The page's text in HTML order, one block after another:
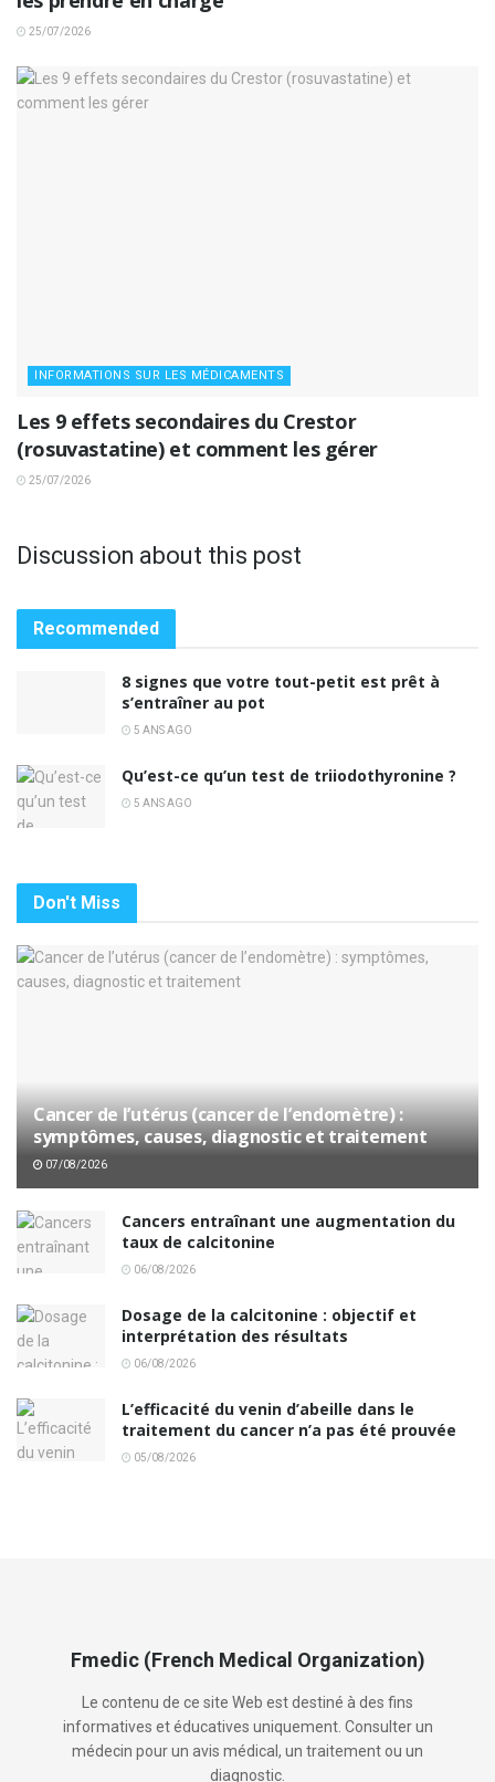
25/07/2026
INFORMATIONS SUR LES MÉDICAMENTS
Les 9 effets secondaires du Crestor
(rosuvastatine) et comment les gérer
25/07/2026
Discussion about this post
Recommended
8 signes que votre tout-petit est prêt à
s’entraîner au pot
5 ANS AGO
Qu’est-ce qu’un test de triiodothyronine ?
5 ANS AGO
Don't Miss
Cancer de l’utérus (cancer de l’endomètre) :
symptômes, causes, diagnostic et traitement
07/08/2026
Cancers entraînant une augmentation du
taux de calcitonine
06/08/2026
Dosage de la calcitonine : objectif et
interprétation des résultats
06/08/2026
L’efficacité du venin d’abeille dans le
traitement du cancer n’a pas été prouvée
05/08/2026
Fmedic (French Medical Organization)
Le contenu de ce site Web est destiné à des fins
informatives et éducatives uniquement. Consulter un
médecin pour un avis médical, un traitement ou un
diagnostic.